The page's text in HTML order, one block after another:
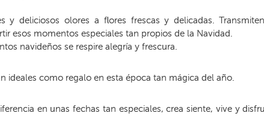
deliciosos olores a flores frescas y delicadas.
esos momentos especiales tan propios de la Navidad.
navideños se respire alegría y frescura.
ideales como regalo en esta época tan mágica del año.
en unas fechas tan especiales, crea siente, vive y